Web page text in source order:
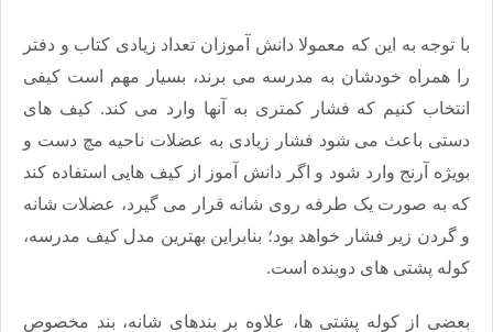
با توجه به این که معمولا دانش آموزان تعداد زیادی کتاب و دفتر
را همراه خودشان به مدرسه می برند، بسیار مهم است کیفی
انتخاب کنیم که فشار کمتری به آنها وارد می کند. کیف های
دستی باعث می شود فشار زیادی به عضلات ناحیه مچ دست و
بویژه آرنج وارد شود و اگر دانش آموز از کیف هایی استفاده کند
که به صورت یک طرفه روی شانه قرار می گیرد، عضلات شانه
و گردن زیر فشار خواهد بود؛ بنابراین بهترین مدل کیف مدرسه،
کوله پشتی های دوبنده است.
بعضی از کوله پشتی ها، علاوه بر بندهای شانه، بند مخصوص